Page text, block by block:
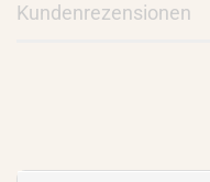
Kundenrezensionen